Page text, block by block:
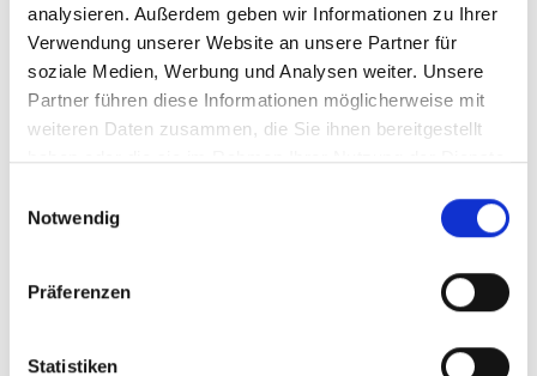
analysieren. Außerdem geben wir Informationen zu Ihrer
Verwendung unserer Website an unsere Partner für
soziale Medien, Werbung und Analysen weiter. Unsere
Partner führen diese Informationen möglicherweise mit
weiteren Daten zusammen, die Sie ihnen bereitgestellt
haben oder die sie im Rahmen Ihrer Nutzung der Dienste
Notwendig
Präferenzen
Statistiken